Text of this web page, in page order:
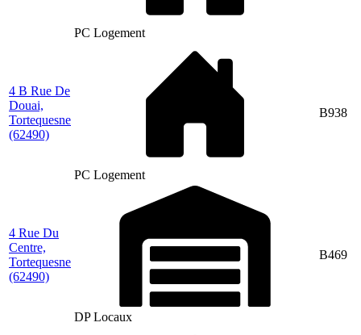
PC Logement
4 B Rue De
Douai,
Tortequesne
(62490)
PC Logement
B938
4 Rue Du
Centre,
Tortequesne
(62490)
DP Locaux
B469